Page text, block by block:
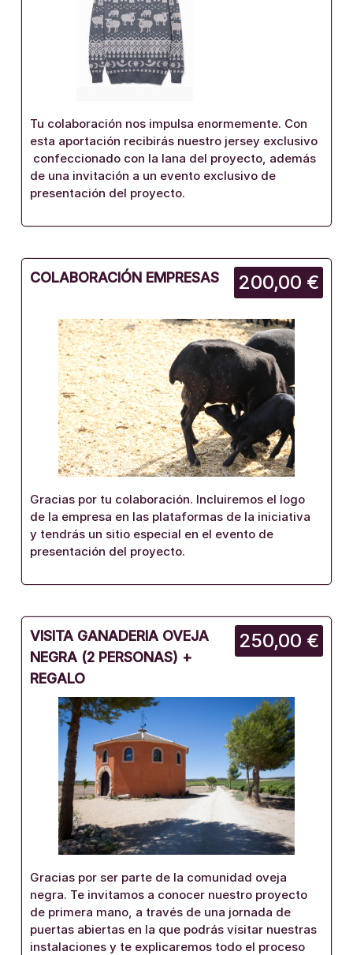
Tu colaboración nos impulsa enormemente. Con
esta aportación recibirás nuestro jersey exclusivo
confeccionado con la lana del proyecto, además
de una invitación a un evento exclusivo de
presentación del proyecto.
200,00 €
COLABORACIÓN EMPRESAS
Gracias por tu colaboración. Incluiremos el logo
de la empresa en las plataformas de la iniciativa
y tendrás un sitio especial en el evento de
presentación del proyecto.
250,00 €
VISITA GANADERIA OVEJA
NEGRA (2 PERSONAS) +
REGALO
Gracias por ser parte de la comunidad oveja
negra. Te invitamos a conocer nuestro proyecto
de primera mano, a través de una jornada de
puertas abiertas en la que podrás visitar nuestras
instalaciones y te explicaremos todo el proceso